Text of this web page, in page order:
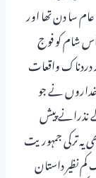
سا دن تھا اور
شام کو فوج
واقعات
نے جو
نذرانے پیش
یہ ترکی جمہوریت
نظیر داستان